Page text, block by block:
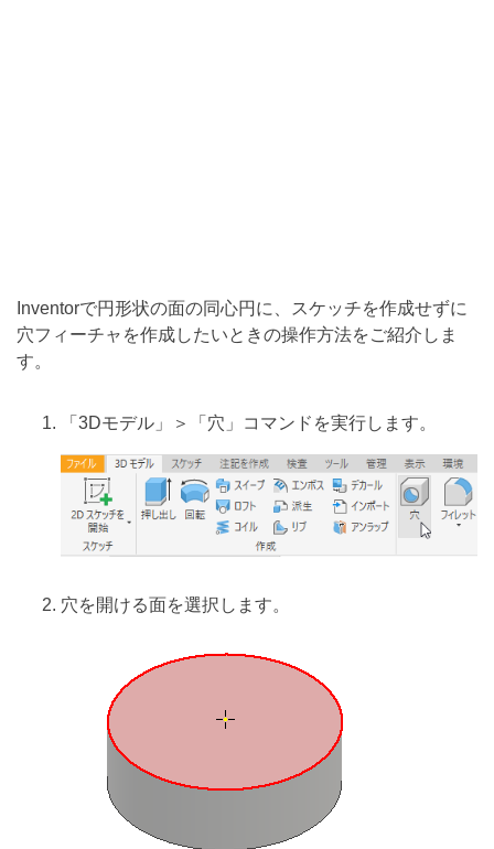
Inventorで円形状の面の同心円に、スケッチを作成せずに
穴フィーチャを作成したいときの操作方法をご紹介しま
す。
「3Dモデル」＞「穴」コマンドを実行します。
穴を開ける面を選択します。